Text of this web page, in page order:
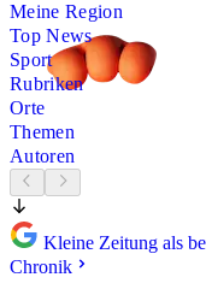
Meine Region
Top News
Sport
Rubriken
Orte
Themen
Autoren
Kleine Zeitung als
Chronik